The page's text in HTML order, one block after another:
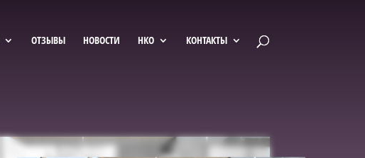
ОТЗЫВЫ НОВОСТИ НКО КОНТАКТЫ